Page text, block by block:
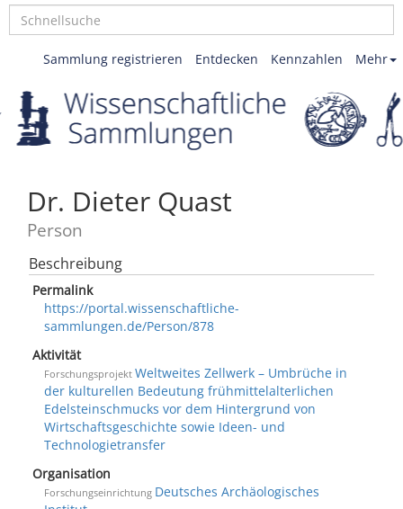
Mehr
Kennzahlen
Entdecken
Sammlung registrieren
Dr. Dieter Quast
Person
Beschreibung
Permalink
https://portal.wissenschaftliche-
sammlungen.de/Person/878
Aktivität
Forschungsprojekt Weltweites Zellwerk – Umbrüche in
der kulturellen Bedeutung frühmittelalterlichen
Edelsteinschmucks vor dem Hintergrund von
Wirtschaftsgeschichte sowie Ideen- und
Technologietransfer
Organisation
Forschungseinrichtung Deutsches Archäologisches